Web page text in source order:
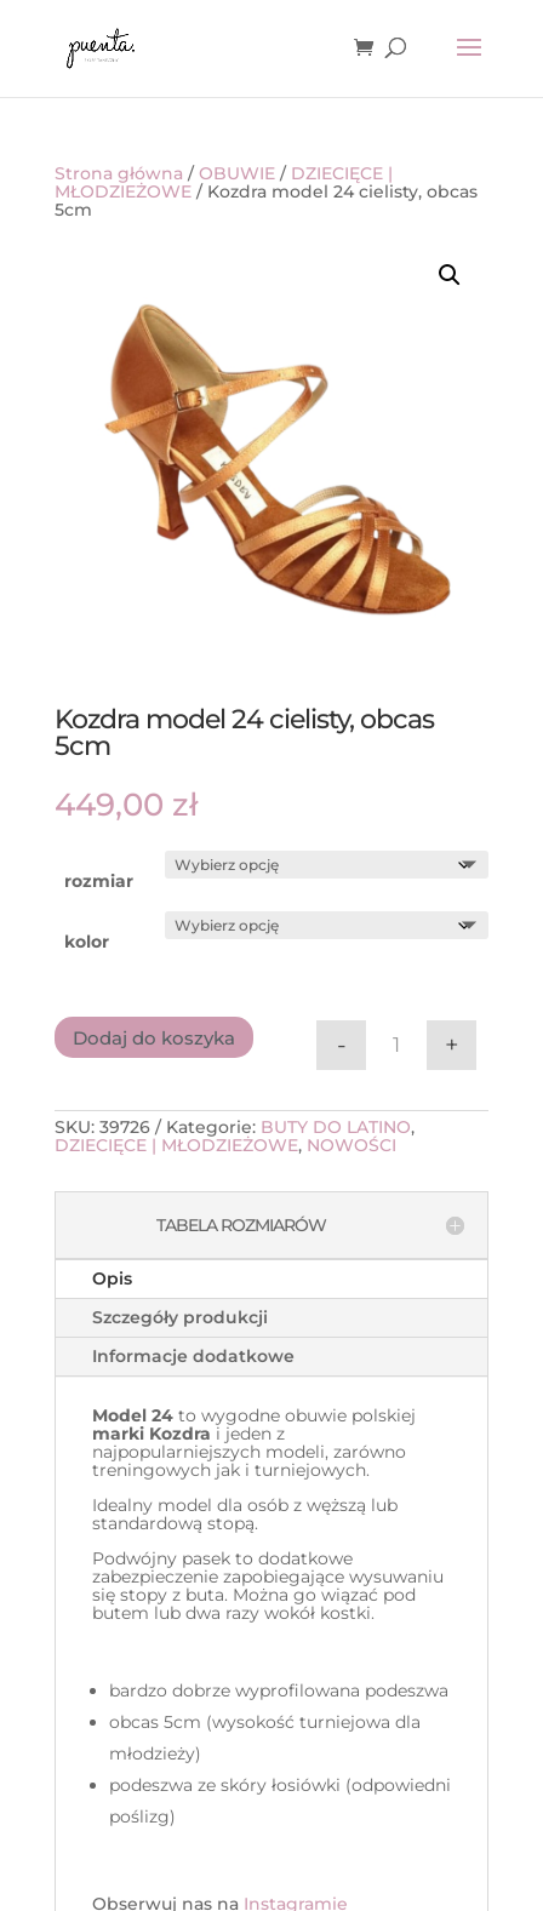
Strona główna /OBUWIE/ DZIECIĘCE |
MŁODZIEŻOWE/ Kozdra model 24 cielisty, obcas
5cm
Kozdra model 24 cielisty, obcas
5cm
449,00 zł
rozmiar
kolor
ilość Kozdra
- +
Dodaj do koszyka
SKU: 39726 Kategorie: BUTY DO LATINO,
DZIECIĘCE | MŁODZIEŻOWE, NOWOŚCI
TABELA ROZMIARÓW
Opis
Szczegóły produkcji
Informacje dodatkowe
Model 24to wygodne obuwie polskiej
marki Kozdra i jeden z
najpopularniejszych modeli, zarówno
treningowych jak i turniejowych.
Idealny model dla osób z węższą lub
standardową stopą.
Podwójny pasek to dodatkowe
zabezpieczenie zapobiegające wysuwaniu
się stopy z buta. Można go wiązać pod
butem lub dwa razy wokół kostki.
bardzo dobrze wyprofilowana podeszwa
obcas 5cm (wysokość turniejowa dla
młodzieży)
podeszwa ze skóry łosiówki (odpowiedni
poślizg)
Obserwuj nas na Instagramie